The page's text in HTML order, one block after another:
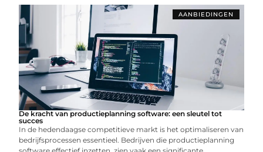
AANBIEDINGEN
De kracht van productieplanning software: een sleutel tot
succes
In de hedendaagse competitieve markt is het optimaliseren van
bedrijfsprocessen essentieel. Bedrijven die productieplanning